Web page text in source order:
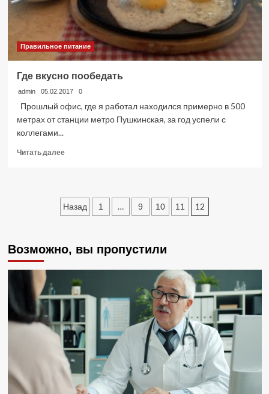
Правильное питание
Где вкусно пообедать
admin 05.02.2017 0
Прошлый офис, где я работал находился примерно в 500
метрах от станции метро Пушкинская, за год успели с
коллегами...
Читать далееПрочитать
вкусно
пообедать
Пагинация
Назад 1 … 9 10 11 12
Возможно, вы пропустили